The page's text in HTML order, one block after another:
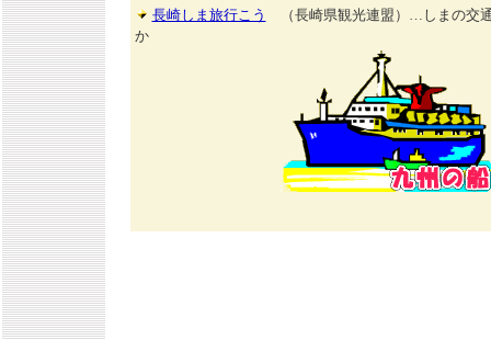
長崎しま旅行こう
（長崎県観光連盟）…しまの交
か